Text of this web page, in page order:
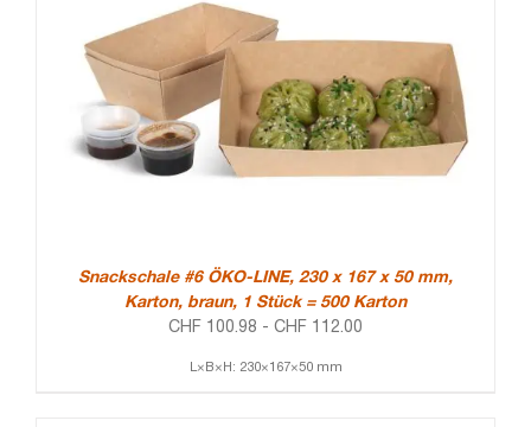
Snackschale #6 ÖKO-LINE, 230 x 167 x 50 mm,
Karton, braun, 1 Stück = 500 Karton
CHF 100.98 - CHF 112.00
L×B×H: 230×167×50 mm